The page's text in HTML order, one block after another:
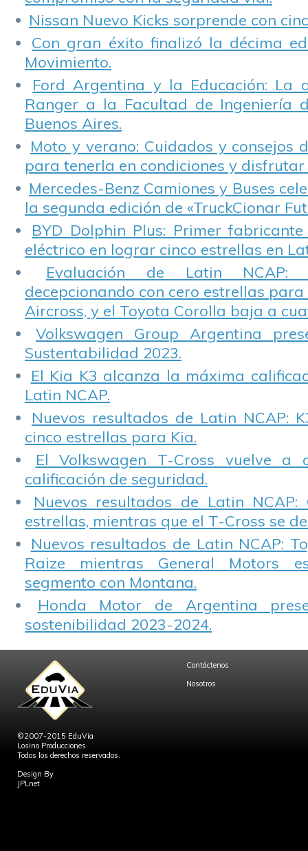
Nissan Nuevo Kicks sorprende con
Con gran éxito finalizó la décima
Movimiento.
Ford Argentina y la Educación: La
Ranger a la Facultad de Ingeniería
Buenos Aires.
Moto y verano: Cuidados y consejos
para tenerla en condiciones y disfrutar
Mercedes-Benz Camiones y Buses
la segunda edición de «TruckCionar
BYD Dolphin Plus: Primer
eléctrico en lograr cinco estrellas en
Evaluación de Latin NCAP:
decepcionando con cero estrellas para
Aircross, y el Toyota Corolla baja a
Volkswagen Group Argentina
Sustentabilidad 2023.
El Kia K3 alcanza la máxima
Latin NCAP.
Nuevos resultados de Latin NCAP:
cinco estrellas para Kia.
El Volkswagen T-Cross vuelve a
calificación de seguridad.
Nuevos resultados de Latin NCAP:
estrellas, mientras que el T-Cross se
Nuevos resultados de Latin NCAP:
Raize mientras General Motors
segmento con Montana.
Honda Motor de Argentina
sostenibilidad 2023-2024.
©2007-2015 EduVia
Losino Producciones
Todos los derechos reservados.
Design By
JPLnet
Contáctenos
Nosotros